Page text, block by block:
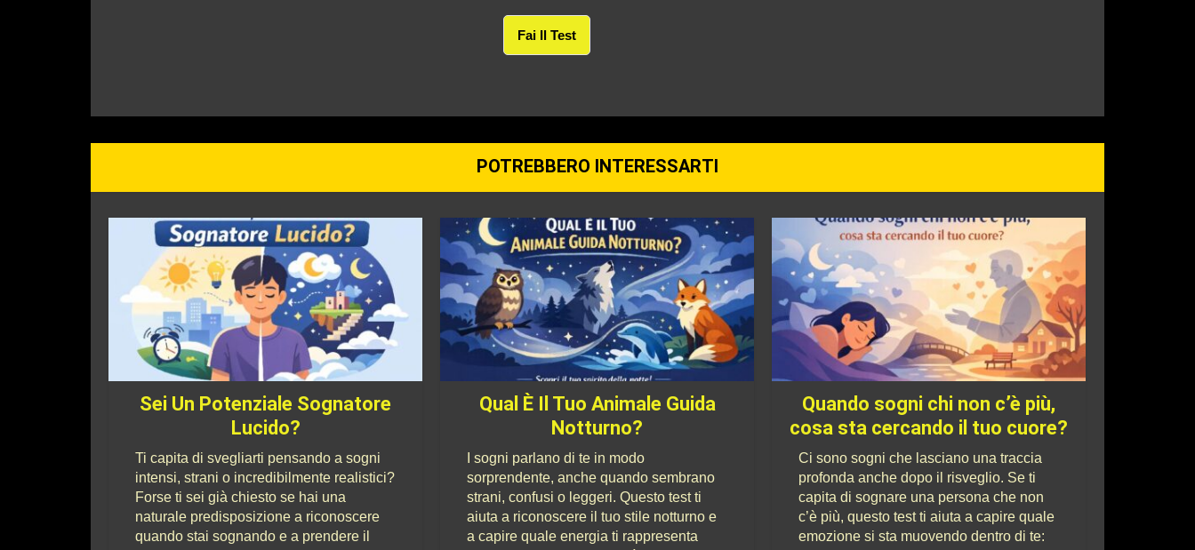
Fai Il Test
POTREBBERO INTERESSARTI
Sei Un Potenziale Sognatore
Lucido?
Ti capita di svegliarti pensando a sogni
intensi, strani o incredibilmente realistici?
Forse ti sei già chiesto se hai una
naturale predisposizione a riconoscere
quando stai sognando e a prendere il
Qual È Il Tuo Animale Guida
Notturno?
I sogni parlano di te in modo
sorprendente, anche quando sembrano
strani, confusi o leggeri. Questo test ti
aiuta a riconoscere il tuo stile notturno e
a capire quale energia ti rappresenta
Quando sogni chi non c’è più,
cosa sta cercando il tuo cuore?
Ci sono sogni che lasciano una traccia
profonda anche dopo il risveglio. Se ti
capita di sognare una persona che non
c’è più, questo test ti aiuta a capire quale
emozione si sta muovendo dentro di te: